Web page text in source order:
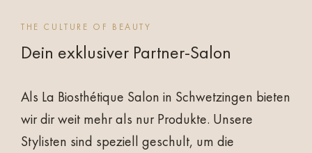
THE CULTURE OF BEAUTY
Dein exklusiver Partner-Salon
Als La Biosthétique Salon in Schwetzingen bieten
wir dir weit mehr als nur Produkte. Unsere
Stylisten sind speziell geschult, um die